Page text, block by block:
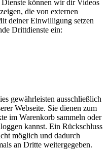
können wir dir Videos
die von externen
deiner Einwilligung setzen
Drittdienste ein:
gewährleisten ausschließlich
Webseite. Sie dienen zum
im Warenkorb sammeln oder
kannst. Ein Rückschluss
möglich und dadurch
an Dritte weitergegeben.